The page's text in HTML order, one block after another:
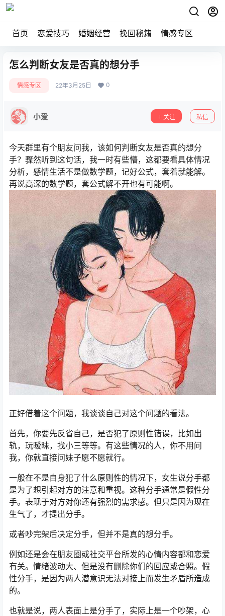
首页 恋爱技巧 婚姻经营 挽回秘籍 情感专区
怎么判断女友是否真的想分手
情感专区 22年3月25日 0
小爱 关注 私信
今天群里有个朋友问我，该如何判断女友是否真的想分
手？骤然听到这句话，我一时有些懵，这都要看具体情况
分析，感情生活不是做数学题，记好公式，套着就能解。
再说高深的数学题，套公式解不开也有可能啊。
正好借着这个问题，我谈谈自己对这个问题的看法。
首先，你要先反省自己，是否犯了原则性错误，比如出
轨，玩暧昧，找小三等等。有这些情况的人，你不用问
我，你就直接问妹子愿不愿就行。
一般在不是自身犯了什么原则性的情况下，女生说分手都
是为了想引起对方的注意和重视。这种分手通常是假性分
手。表现于对方对你还有强烈的需求感。但只是因为现在
生气了，才提出分手。
或者吵完架后决定分手，但并不是真的想分手。
例如还是会在朋友圈或社交平台所发的心情内容都和恋爱
有关。情绪波动大、但是没有删除你们的回应或合照。假
性分手，是因为两人潜意识无法对接上而发生矛盾所造成
的。
也就是说，两人表面上是分手了，实际上是一个吵架，心